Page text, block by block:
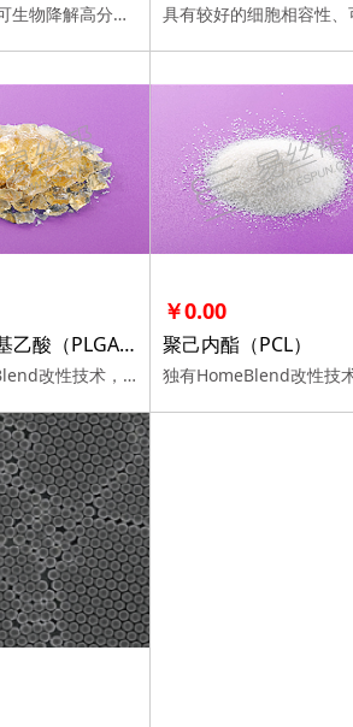
本产品是由可生物降解高分子材料制备的、可应用于皮肤组织工程的生物材料
聚乳酸-羟基乙酸（PLGA）
独有HomeBlend改性技术，100%电纺工艺相容验证，十余年客户信赖，多规格可选。
￥0.00
聚己内酯（PCL）